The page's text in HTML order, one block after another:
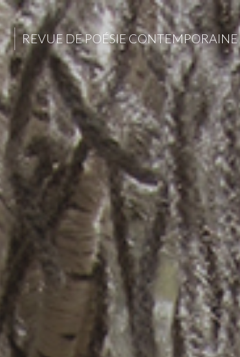
REVUE DE POÉSIE CONTEMPORAINE